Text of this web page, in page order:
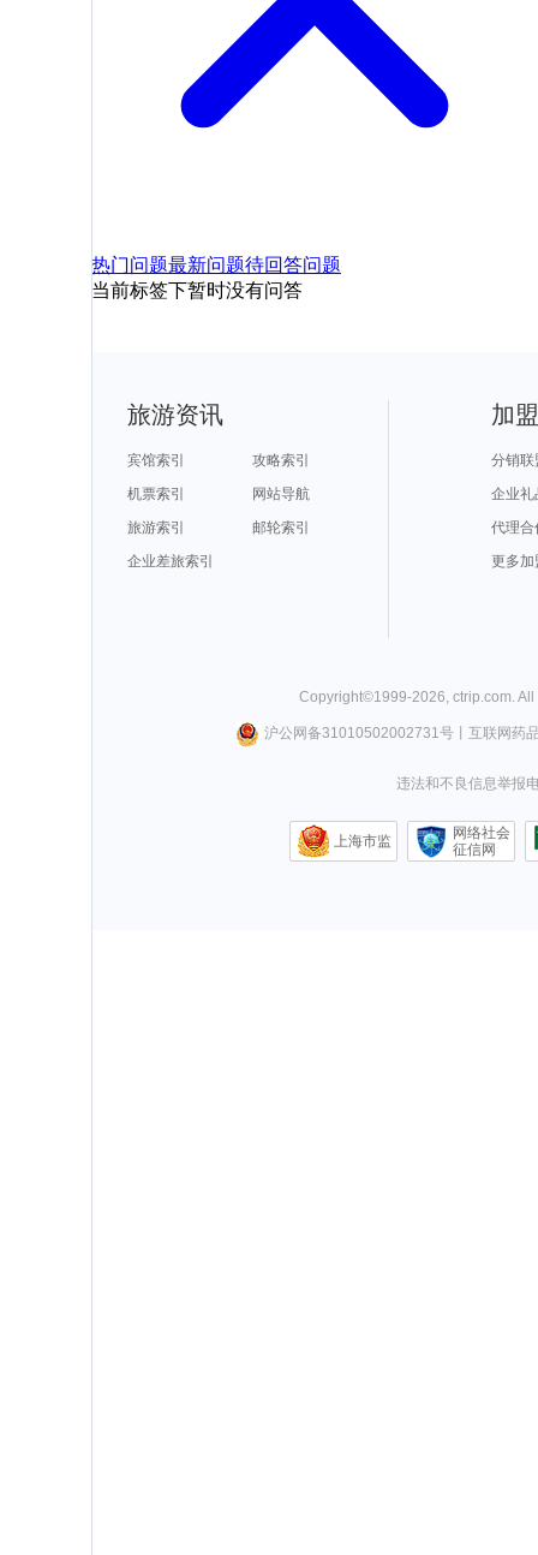
热门问题最新问题待回答问题
当前标签下暂时没有问答
旅游资讯
宾馆索引
攻略索引
机票索引
网站导航
旅游索引
邮轮索引
企业差旅索引
加
分销联
企业礼
代理合
更多加
Copyright©1999-2026, ctrip.com.
沪公网备31010502002731号丨 互联网药
违法和不良信息举报
上海市监
网络社会
征信网